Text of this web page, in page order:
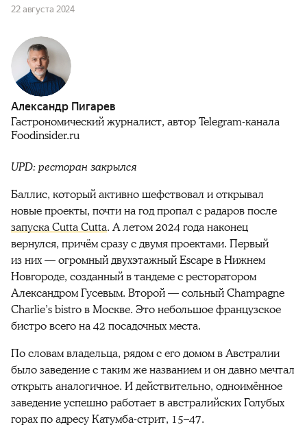
22 августа 2024
Александр Пигарев
Гастрономический журналист, автор Telegram-канала
Foodinsider.ru
UPD: ресторан закрылся
Баллис, который активно шефствовал и открывал
новые проекты, почти на год пропал с радаров после
запуска Cutta Cutta. А летом 2024 года наконец
вернулся, причём сразу с двумя проектами. Первый
из них — огромный двухэтажный Escape в Нижнем
Новгороде, созданный в тандеме с ресторатором
Александром Гусевым. Второй — сольный Champagne
Charlie’s bistro в Москве. Это небольшое французское
бистро всего на 42 посадочных места.
По словам владельца, рядом с его домом в Австралии
было заведение с таким же названием и он давно мечтал
открыть аналогичное. И действительно, одноимённое
заведение успешно работает в австралийских Голубых
горах по адресу Катумба-стрит, 15–47.